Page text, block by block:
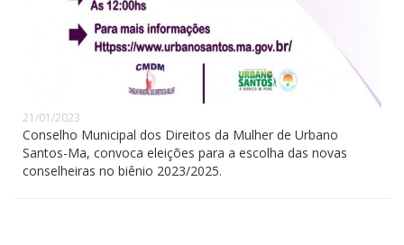
21/01/2023
Conselho Municipal dos Direitos da Mulher de Urbano
Santos-Ma, convoca eleições para a escolha das novas
conselheiras no biênio 2023/2025.